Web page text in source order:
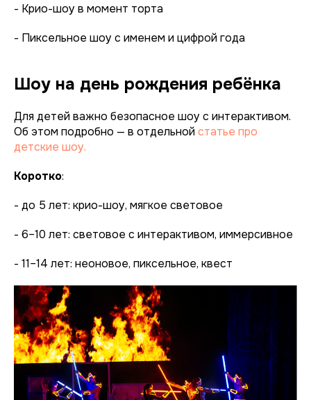
- Крио-шоу в момент торта
- Пиксельное шоу с именем и цифрой года
Шоу на день рождения ребёнка
Для детей важно безопасное шоу с интерактивом.
Об этом подробно — в отдельной статье про
детские шоу.
Коротко:
- до 5 лет: крио-шоу, мягкое световое
- 6–10 лет: световое с интерактивом, иммерсивное
- 11–14 лет: неоновое, пиксельное, квест